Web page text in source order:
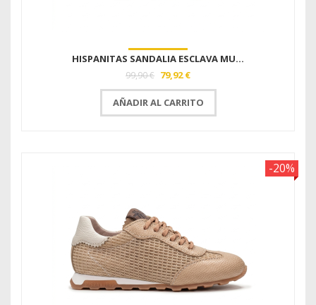
HISPANITAS SANDALIA ESCLAVA MU...
99,90 € 79,92 €
AÑADIR AL CARRITO
-20%